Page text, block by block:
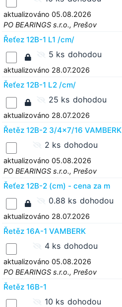
aktualizováno 05.08.2026
PO BEARINGS s.r.o., Prešov
Řeťez 12B-1 L1 /cm/
5 ks dohodou
aktualizováno 28.07.2026
Řeťez 12B-1 L2 /cm/
25 ks dohodou
aktualizováno 28.07.2026
Řetěz 12B-2 3/4x7/16 VAMBERK
2 ks dohodou
aktualizováno 05.08.2026
PO BEARINGS s.r.o., Prešov
Řeťez 12B-2 (cm) - cena za m
0.88 ks dohodou
aktualizováno 28.07.2026
Řetěz 16A-1 VAMBERK
4 ks dohodou
aktualizováno 05.08.2026
PO BEARINGS s.r.o., Prešov
Řetěz 16B-1
10 ks dohodou